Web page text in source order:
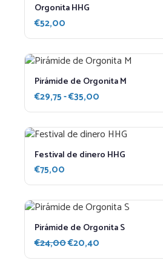
Orgonita HHG
€52,00
Pirámide de Orgonita M
€29,75-€35,00
de
desde
€29,75
hasta
Festival de dinero HHG
€75,00
Pirámide de Orgonita S
€24,00El
precio
€20,40
precio